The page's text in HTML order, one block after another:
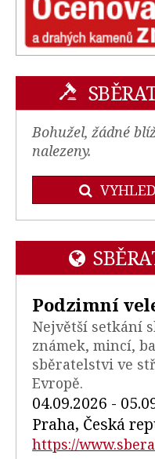
Bohužel, žádné
nalezeny.
Podzimní
Největší setkání
známek, mincí,
sběratelstvi ve
Evropě.
04.09.2026 -
Praha, Česká
https://